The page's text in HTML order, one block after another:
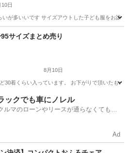
10日
が多いいです サイズアウトした子ども服をお譲
ベビー用品 男の子
サイズまとめ売り
8月10日
30着くらい入っています。 お下がりで頂いたも
キッズ用品 男の子
ックでも車にノレル
ルマのローンやリースが通らなくてもク
Ad